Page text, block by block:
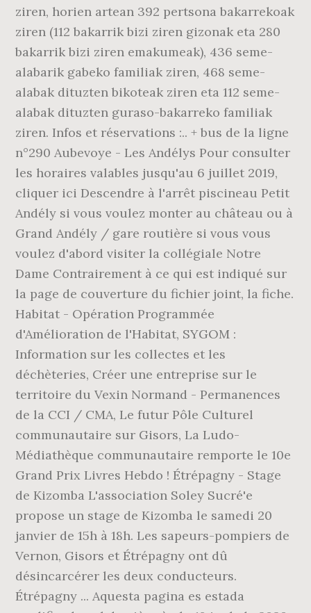
ziren, horien artean 392 pertsona bakarrekoak
ziren (112 bakarrik bizi ziren gizonak eta 280
bakarrik bizi ziren emakumeak), 436 seme-
alabarik gabeko familiak ziren, 468 seme-
alabak dituzten bikoteak ziren eta 112 seme-
alabak dituzten guraso-bakarreko familiak
ziren. Infos et réservations :.. + bus de la ligne
n°290 Aubevoye - Les Andélys Pour consulter
les horaires valables jusqu'au 6 juillet 2019,
cliquer ici Descendre à l'arrêt piscineau Petit
Andély si vous voulez monter au château ou à
Grand Andély / gare routière si vous vous
voulez d'abord visiter la collégiale Notre
Dame Contrairement à ce qui est indiqué sur
la page de couverture du fichier joint, la fiche.
Habitat - Opération Programmée
d'Amélioration de l'Habitat, SYGOM :
Information sur les collectes et les
déchèteries, Créer une entreprise sur le
territoire du Vexin Normand - Permanences
de la CCI / CMA, Le futur Pôle Culturel
communautaire sur Gisors, La Ludo-
Médiathèque communautaire remporte le 10e
Grand Prix Livres Hebdo ! Étrépagny - Stage
de Kizomba L'association Soley Sucré'e
propose un stage de Kizomba le samedi 20
janvier de 15h à 18h. Les sapeurs-pompiers de
Vernon, Gisors et Étrépagny ont dû
désincarcérer les deux conducteurs.
Étrépagny ... Aquesta pagina es estada